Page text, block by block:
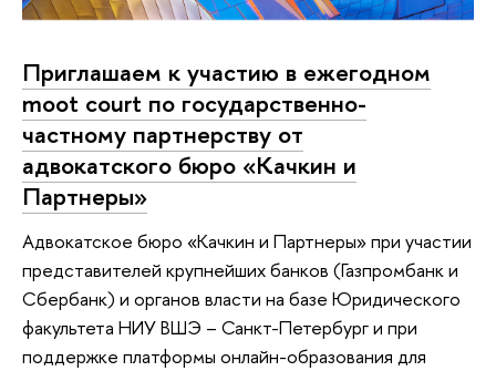
Приглашаем к участию в ежегодном
moot court по государственно-
частному партнерству от
адвокатского бюро «Качкин и
Партнеры»
Адвокатское бюро «Качкин и Партнеры» при участии
представителей крупнейших банков (Газпромбанк и
Сбербанк) и органов власти на базе Юридического
факультета НИУ ВШЭ – Санкт-Петербург и при
поддержке платформы онлайн-образования для